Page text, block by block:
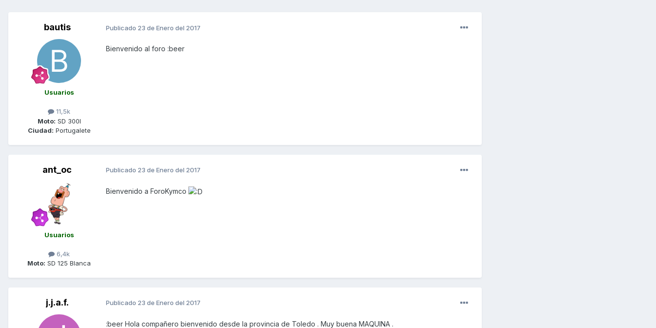
bautis
Usuarios
11,5k
Moto: SD 300I
Ciudad: Portugalete
Publicado 23 de Enero del 2017
Bienvenido al foro :beer
ant_oc
Usuarios
6,4k
Moto: SD 125 Blanca
Publicado 23 de Enero del 2017
Bienvenido a ForoKymco
j.j.a.f. Publicado 23 de Enero del 2017
:beer Hola compañero bienvenido desde la provincia de Toledo . Muy buena MAQUINA .